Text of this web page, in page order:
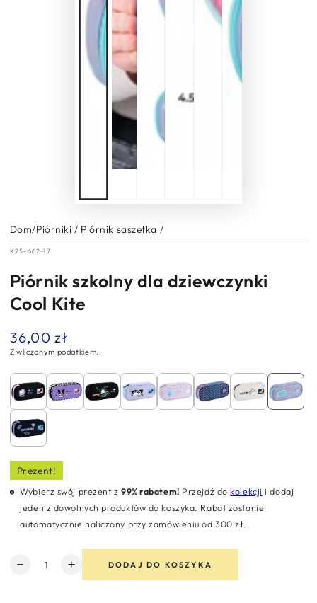
Dom/Piórniki / Piórnik saszetka /
K25-662-17
Piórnik szkolny dla dziewczynki
Cool Kite
Normalna
cena
36,00 zł
Z wliczonym podatkiem.
Prezent!
Wybierz swój prezent z99% rabatem! Przejdź dokolekcji i dodaj
jeden z dowolnych produktów do koszyka. Rabat zostanie
automatycznie naliczony przy zamówieniu od 300 zł.
Ilość
Zmniejsz
Zwiększ
ilość
DODAJ DO KOSZYKA